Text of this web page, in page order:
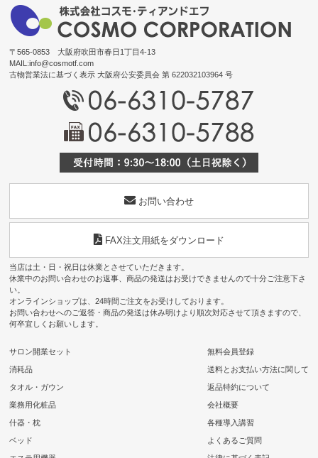
ップ
へ
〒565-0853 大阪府吹田市春日1丁目4-13
MAIL:info@cosmotf.com
古物営業法に基づく表示 大阪府公安委員会 第 622032103964 号
お問い合わせ
FAX注文用紙をダウンロード
当店は土・日・祝日は休業とさせていただきます。
休業中のお問い合わせのお返事、商品の発送はお受けできませんので十分ご注意下さ
い。
オンラインショップは、24時間ご注文をお受けしております。
お問い合わせへのご返答・商品の発送は休み明けより順次対応させて頂きますので、
何卒宜しくお願いします。
サロン開業セット
消耗品
タオル・ガウン
業務用化粧品
什器・枕
ベッド
無料会員登録
送料とお支払い方法に関して
返品特約について
会社概要
各種導入講習
よくあるご質問